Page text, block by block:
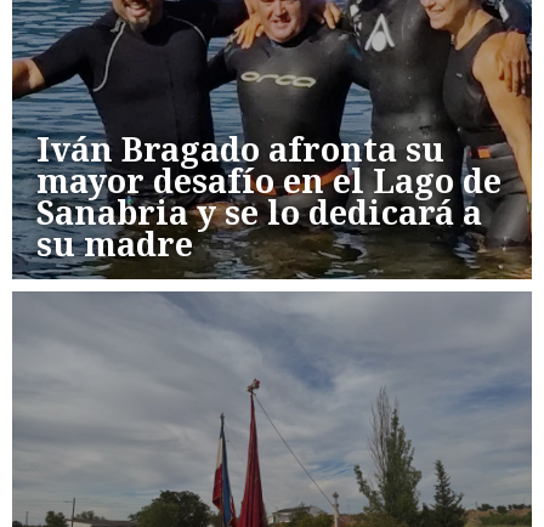
Iván Bragado afronta su
mayor desafío en el Lago de
Sanabria y se lo dedicará a
su madre